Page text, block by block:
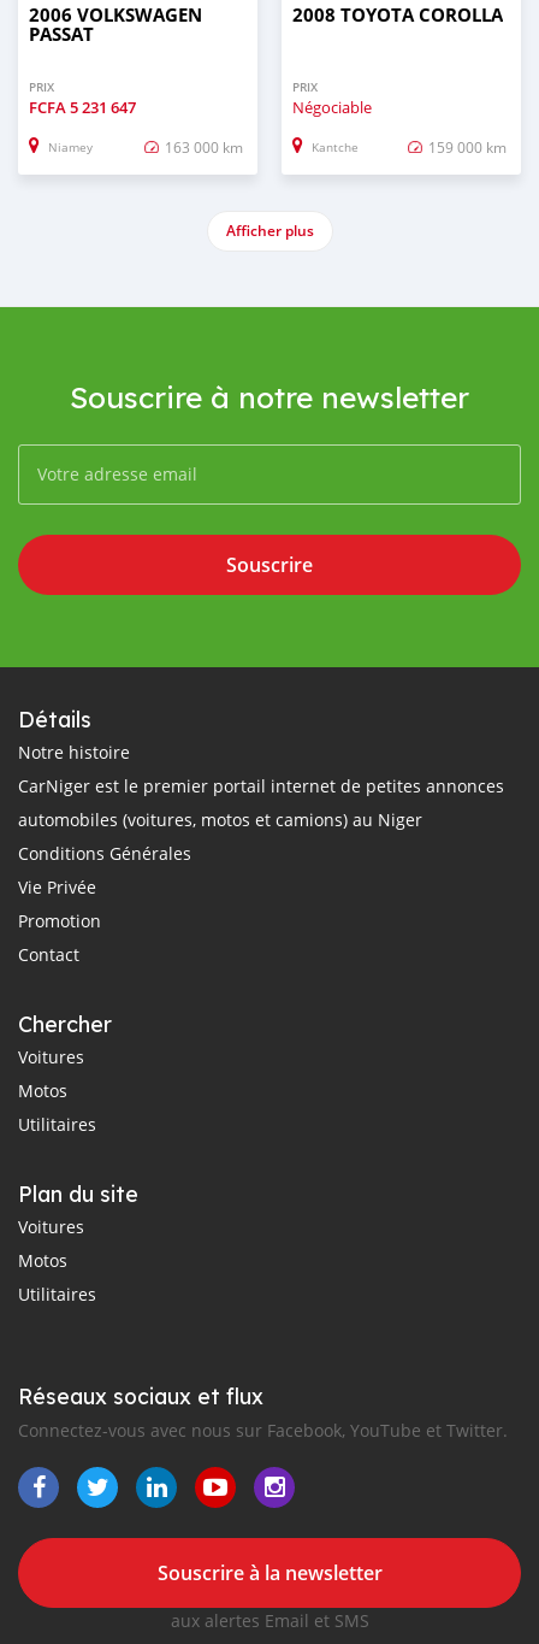
2006 VOLKSWAGEN
PASSAT
PRIX
FCFA 5 231 647
Niamey 163 000 km
2008 TOYOTA COROLLA
PRIX
Négociable
Kantche 159 000 km
Afficher plus
Souscrire à notre newsletter
Souscrire
Détails
Notre histoire
CarNiger est le premier portail internet de petites annonces
automobiles (voitures, motos et camions) au Niger
Conditions Générales
Vie Privée
Promotion
Contact
Chercher
Voitures
Motos
Utilitaires
Plan du site
Voitures
Motos
Utilitaires
Réseaux sociaux et flux
Connectez-vous avec nous sur Facebook, YouTube et Twitter.
Souscrire à la newsletter
aux alertes Email et SMS